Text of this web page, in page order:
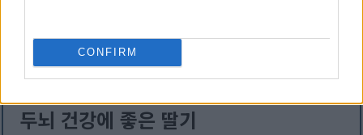
CONFIRM
다. 딸기에는 DNA 손상을 복구하는 데 도움이 되는 엘라그
산이 풍부하게 함유되어 있어 암 예방에 탁월한 식품입니다.
두뇌 건강에 좋은 딸기